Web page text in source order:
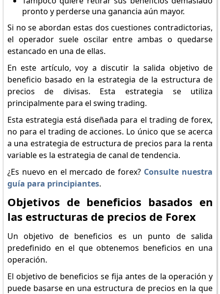
pronto y perderse una ganancia aún mayor.
Si no se abordan estas dos cuestiones contradictorias,
el operador suele oscilar entre ambas o quedarse
estancado en una de ellas.
En este artículo, voy a discutir la salida objetivo de
beneficio basado en la estrategia de la estructura de
precios de divisas. Esta estrategia se utiliza
principalmente para el swing trading.
Esta estrategia está diseñada para el trading de forex,
no para el trading de acciones. Lo único que se acerca
a una estrategia de estructura de precios para la renta
variable es la estrategia de canal de tendencia.
¿Es nuevo en el mercado de forex? Consulte nuestra
guía para principiantes.
Objetivos de beneficios basados en
las estructuras de precios de Forex
Un objetivo de beneficios es un punto de salida
predefinido en el que obtenemos beneficios en una
operación.
El objetivo de beneficios se fija antes de la operación y
puede basarse en una estructura de precios en la que